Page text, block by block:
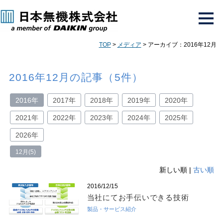
TOP> メディア > アーカイブ：2016年12月
2016年12月の記事（5件）
2016年 2017年 2018年 2019年 2020年
2021年 2022年 2023年 2024年 2025年
2026年
12月(5)
新しい順 |古い順
2016/12/15
当社にてお手伝いできる技術
製品・サービス紹介